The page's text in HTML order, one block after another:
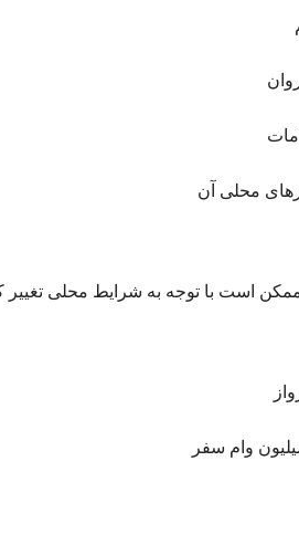
محلی آن
ممکن است با توجه به شرایط محلی